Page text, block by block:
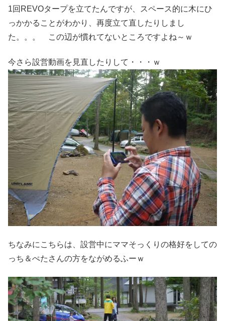
1回REVOタープを立てたんですが、スペース的に木にひ
っかかることがわかり、再度立て直したりしまし
た。。。 この辺が慣れてないところですよね～ｗ
今さら設営動画を見直したりして・・・ｗ
ちなみにこちらは、設営中にママそっくりの格好をしての
っち＆ぺたさんの方をながめるふーｗ